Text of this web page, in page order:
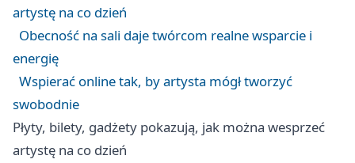
artystę na co dzień
Obecność na sali daje twórcom realne wsparcie i
energię
Wspierać online tak, by artysta mógł tworzyć
swobodnie
Płyty, bilety, gadżety pokazują, jak można wesprzeć
artystę na co dzień